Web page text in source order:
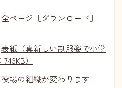
全ページ［ダウンロード］
表紙（真新しい制服姿で小学
）
役場の組織が変わります